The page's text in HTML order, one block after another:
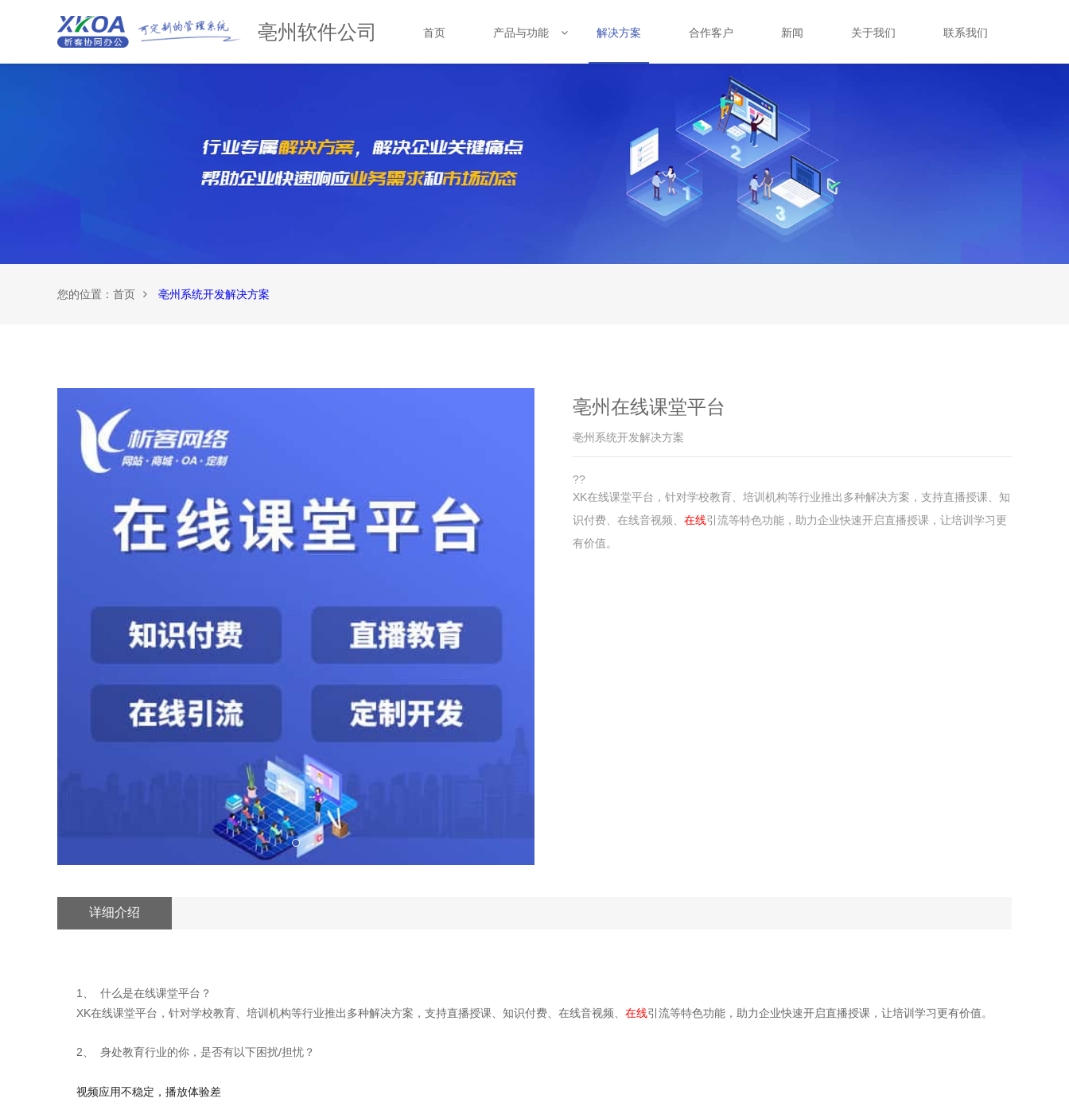
亳州软件公司 首页 产品与功能 合作客户 新闻 关于我们 联系我们
您的位置： 首页 亳州系统开发解决方案
亳州在线课堂平台
亳州系统开发解决方案
??
XK在线课堂平台 ，针对学校教育、培训机构等行业推出多种解决方案，支持直播授课、知
识付费、在线音视频、 在线引流等特色功能，助力企业快速开启直播授课，让培训学习更
有价值。
详细介绍
1、 什么是在线课堂平台？
XK在线课堂平台 ，针对学校教育、培训机构等行业推出多种解决方案，支持直播授课、知识付费、在线音视频、 在线引流等特色功能，助力企业快速开启直播授课，让培训学习更有价值。
2、 身处教育行业的你，是否有以下困扰/担忧？
视频应用不稳定，播放体验差